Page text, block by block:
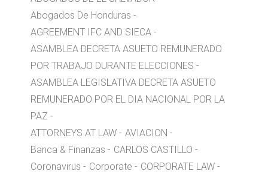
Abogados De Honduras
AGREEMENT IFC AND SIECA
ASAMBLEA DECRETA ASUETO REMUNERADO
POR TRABAJO DURANTE ELECCIONES
ASAMBLEA LEGISLATIVA DECRETA ASUETO
REMUNERADO POR EL DIA NACIONAL POR LA
PAZ
ATTORNEYS AT LAW
AVIACION
Banca & Finanzas
CARLOS CASTILLO
Coronavirus
Corporate CORPORATE LAW